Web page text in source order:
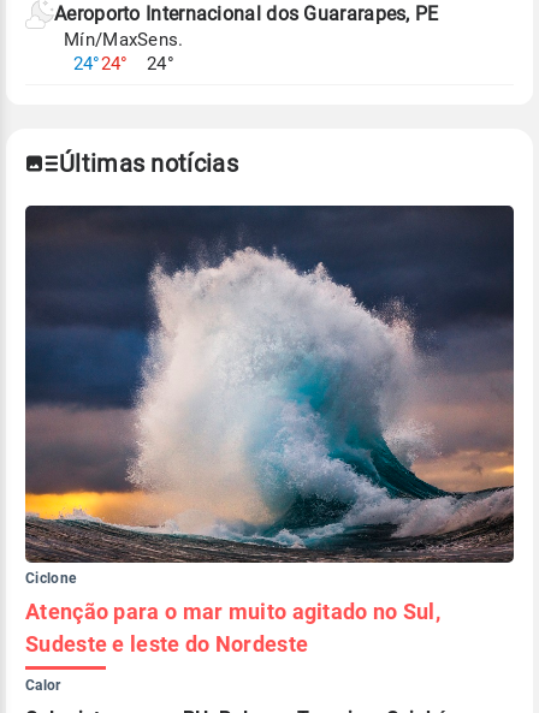
Aeroporto Internacional dos Guararapes, PE
Mín/Max
24°24°
Sens.
24°
Últimas notícias
Ciclone
Atenção para o mar muito agitado no Sul,
Sudeste e leste do Nordeste
Calor